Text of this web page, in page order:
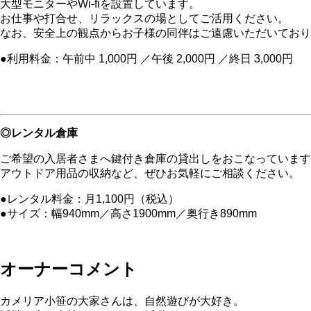
大型モニターやWi-fiを設置しています。
お仕事や打合せ、リラックスの場としてご活用ください。
なお、安全上の観点からお子様の同伴はご遠慮いただいており
●利用料金：午前中 1,000円 ／午後 2,000円 ／終日 3,000円
◎レンタル倉庫
ご希望の入居者さまへ鍵付き倉庫の貸出しをおこなっています
アウトドア用品の収納など、ぜひお気軽にご相談ください。
●レンタル料金：月1,100円（税込）
●サイズ：幅940mm／高さ1900mm／奥行き890mm
オーナーコメント
カメリア小笹の大家さんは、自然遊びが大好き。